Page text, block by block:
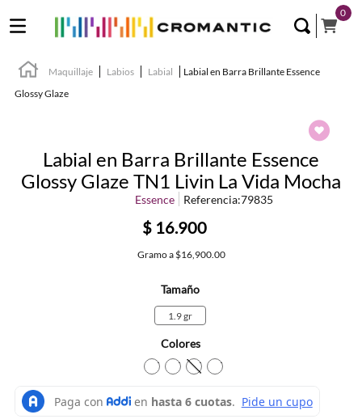
0
Maquillaje Labios Labial
Labial en Barra Brillante Essence
Glossy Glaze
Labial en Barra Brillante Essence
Glossy Glaze TN1 Livin La Vida Mocha
Essence Referencia:79835
$ 16.900
Gramoa $16,900.00
Tamaño
1.9 gr
Colores
TEXTURA_4059729520975
TEXTURA_4059729520982
TEXTURA_4059729520999